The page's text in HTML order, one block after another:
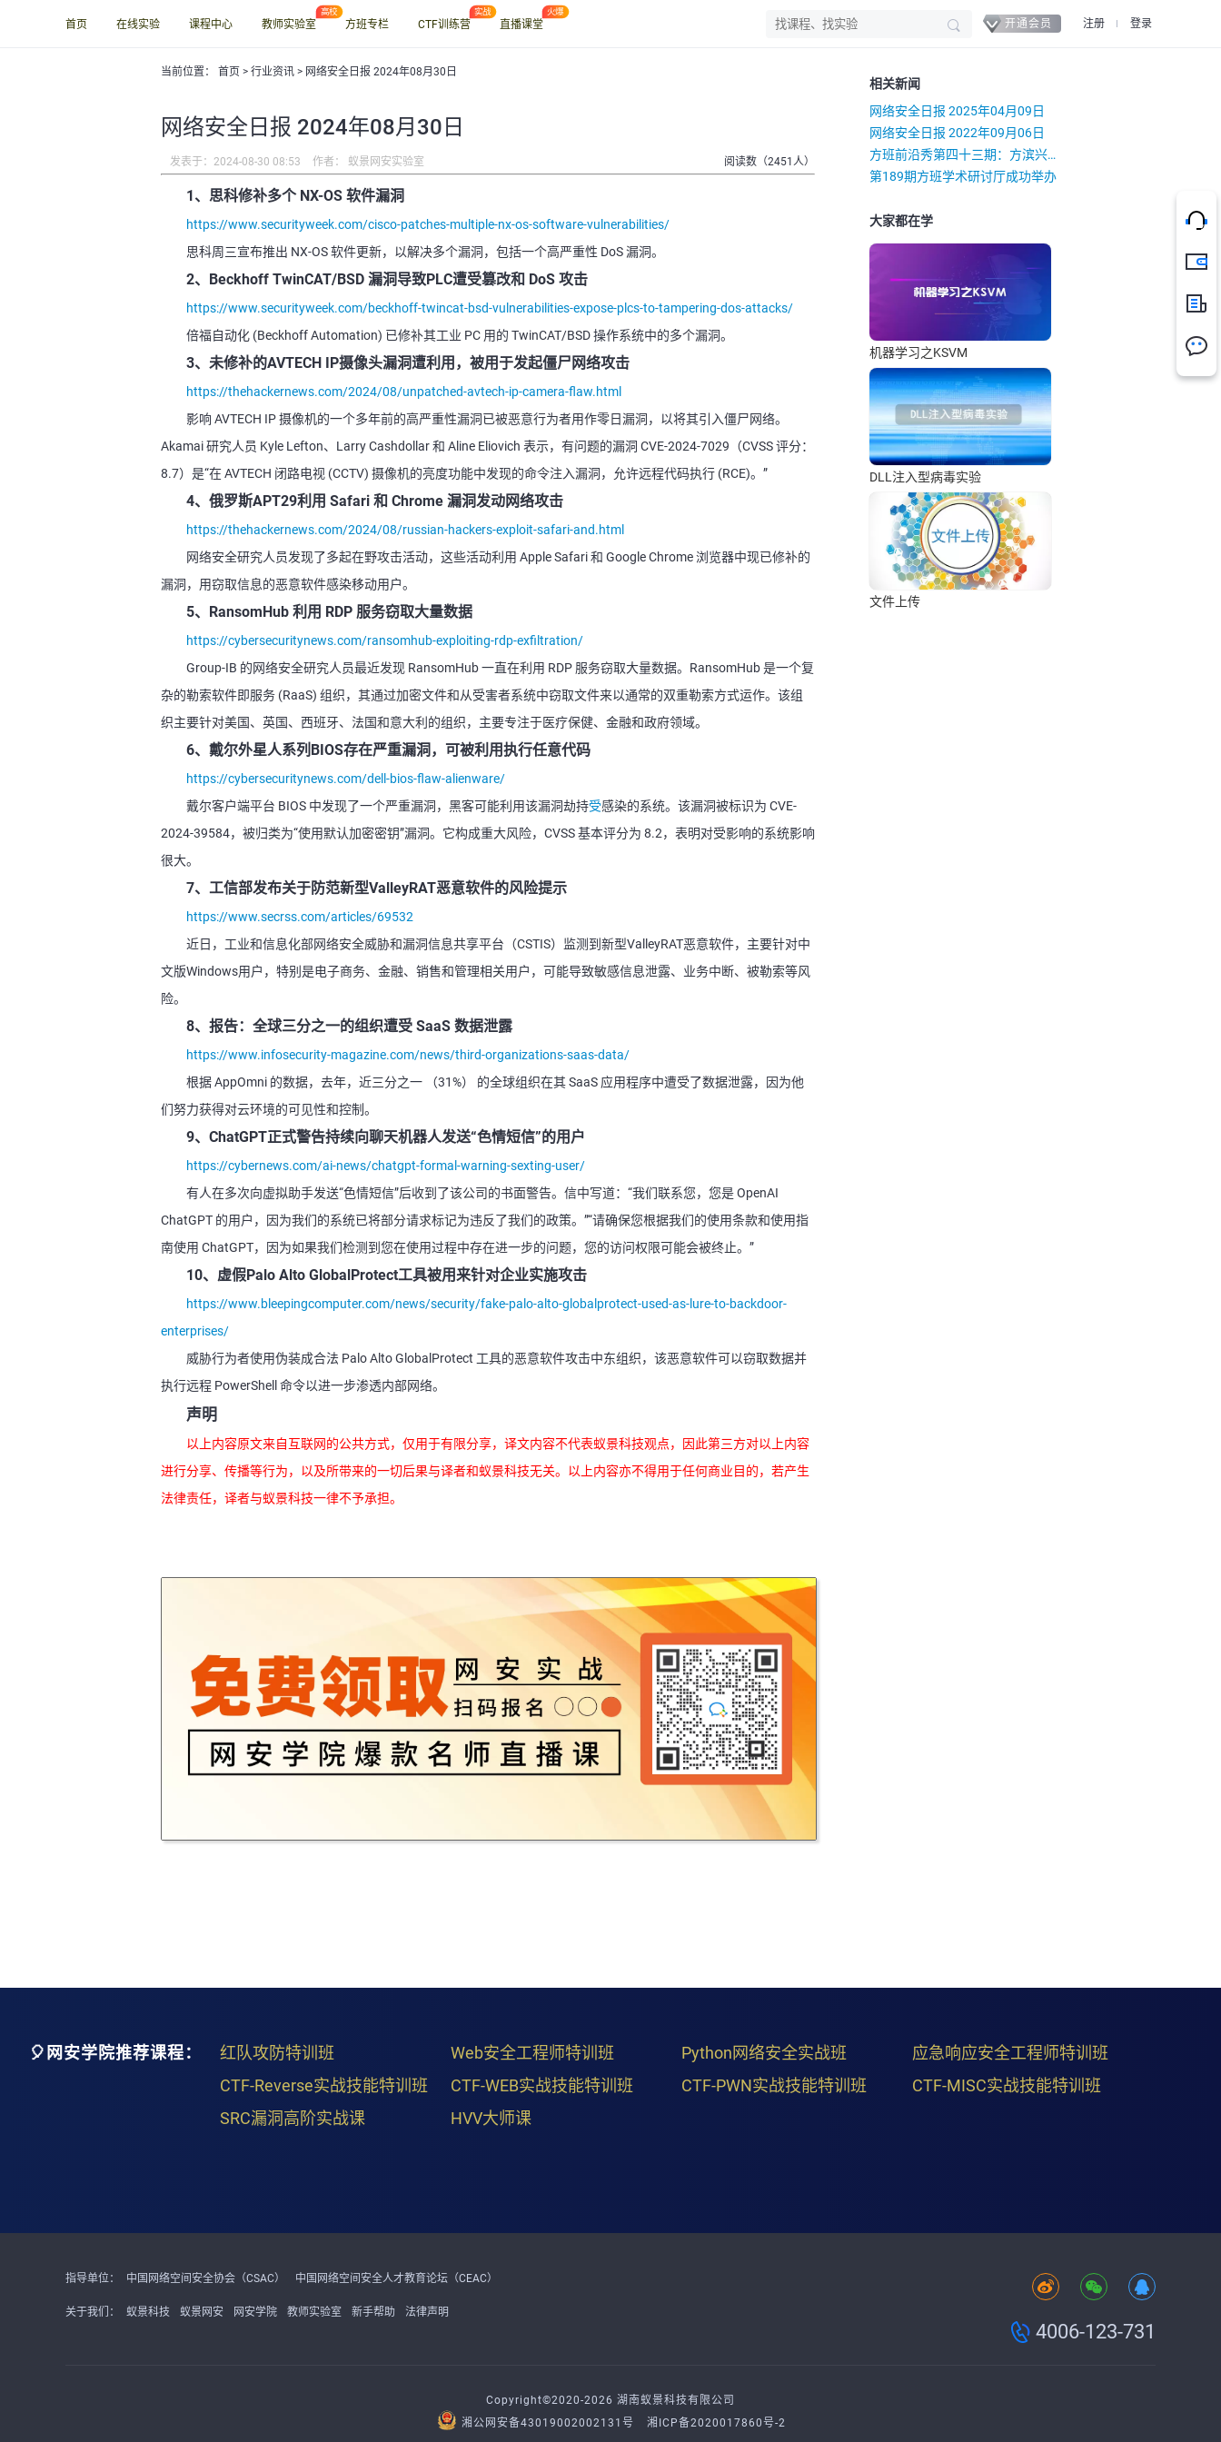
首页 在线实验 课程中心 教师实验室 方班专栏 CTF训练营 直播课堂 开通会员 注册 登录
当前位置： 首页 > 行业资讯 > 网络安全日报 2024年08月30日
网络安全日报 2024年08月30日
发表于：2024-08-30 08:53 作者： 蚁景网安实验室 阅读数（2451人）
1、思科修补多个 NX-OS 软件漏洞
https://www.securityweek.com/cisco-patches-multiple-nx-os-software-vulnerabilities/
思科周三宣布推出 NX-OS 软件更新，以解决多个漏洞，包括一个高严重性 DoS 漏洞。
2、Beckhoff TwinCAT/BSD 漏洞导致PLC遭受篡改和 DoS 攻击
https://www.securityweek.com/beckhoff-twincat-bsd-vulnerabilities-expose-plcs-to-tampering-dos-attacks/
倍福自动化 (Beckhoff Automation) 已修补其工业 PC 用的 TwinCAT/BSD 操作系统中的多个漏洞。
3、未修补的AVTECH IP摄像头漏洞遭利用，被用于发起僵尸网络攻击
https://thehackernews.com/2024/08/unpatched-avtech-ip-camera-flaw.html
影响 AVTECH IP 摄像机的一个多年前的高严重性漏洞已被恶意行为者用作零日漏洞，以将其引入僵尸网络。
Akamai 研究人员 Kyle Lefton、Larry Cashdollar 和 Aline Eliovich 表示，有问题的漏洞 CVE-2024-7029（CVSS 评分：
8.7）是“在 AVTECH 闭路电视 (CCTV) 摄像机的亮度功能中发现的命令注入漏洞，允许远程代码执行 (RCE)。”
4、俄罗斯APT29利用 Safari 和 Chrome 漏洞发动网络攻击
https://thehackernews.com/2024/08/russian-hackers-exploit-safari-and.html
网络安全研究人员发现了多起在野攻击活动，这些活动利用 Apple Safari 和 Google Chrome 浏览器中现已修补的
漏洞，用窃取信息的恶意软件感染移动用户。
5、RansomHub 利用 RDP 服务窃取大量数据
https://cybersecuritynews.com/ransomhub-exploiting-rdp-exfiltration/
Group-IB 的网络安全研究人员最近发现 RansomHub 一直在利用 RDP 服务窃取大量数据。RansomHub 是一个复
杂的勒索软件即服务 (RaaS) 组织，其通过加密文件和从受害者系统中窃取文件来以通常的双重勒索方式运作。该组
织主要针对美国、英国、西班牙、法国和意大利的组织，主要专注于医疗保健、金融和政府领域。
6、戴尔外星人系列BIOS存在严重漏洞，可被利用执行任意代码
https://cybersecuritynews.com/dell-bios-flaw-alienware/
戴尔客户端平台 BIOS 中发现了一个严重漏洞，黑客可能利用该漏洞劫持受感染的系统。该漏洞被标识为 CVE-
2024-39584，被归类为“使用默认加密密钥”漏洞。它构成重大风险，CVSS 基本评分为 8.2，表明对受影响的系统影响
很大。
7、工信部发布关于防范新型ValleyRAT恶意软件的风险提示
https://www.secrss.com/articles/69532
近日，工业和信息化部网络安全威胁和漏洞信息共享平台（CSTIS）监测到新型ValleyRAT恶意软件，主要针对中
文版Windows用户，特别是电子商务、金融、销售和管理相关用户，可能导致敏感信息泄露、业务中断、被勒索等风
险。
8、报告：全球三分之一的组织遭受 SaaS 数据泄露
https://www.infosecurity-magazine.com/news/third-organizations-saas-data/
根据 AppOmni 的数据，去年，近三分之一 （31%） 的全球组织在其 SaaS 应用程序中遭受了数据泄露，因为他
们努力获得对云环境的可见性和控制。
9、ChatGPT正式警告持续向聊天机器人发送“色情短信”的用户
https://cybernews.com/ai-news/chatgpt-formal-warning-sexting-user/
有人在多次向虚拟助手发送“色情短信”后收到了该公司的书面警告。信中写道：“我们联系您，您是 OpenAI
ChatGPT 的用户，因为我们的系统已将部分请求标记为违反了我们的政策。”“请确保您根据我们的使用条款和使用指
南使用 ChatGPT，因为如果我们检测到您在使用过程中存在进一步的问题，您的访问权限可能会被终止。”
10、虚假Palo Alto GlobalProtect工具被用来针对企业实施攻击
https://www.bleepingcomputer.com/news/security/fake-palo-alto-globalprotect-used-as-lure-to-backdoor-
enterprises/
威胁行为者使用伪装成合法 Palo Alto GlobalProtect 工具的恶意软件攻击中东组织，该恶意软件可以窃取数据并
执行远程 PowerShell 命令以进一步渗透内部网络。
声明
以上内容原文来自互联网的公共方式，仅用于有限分享，译文内容不代表蚁景科技观点，因此第三方对以上内容
进行分享、传播等行为，以及所带来的一切后果与译者和蚁景科技无关。以上内容亦不得用于任何商业目的，若产生
法律责任，译者与蚁景科技一律不予承担。
相关新闻
网络安全日报 2025年04月09日
网络安全日报 2022年09月06日
方班前沿秀第四十三期：方滨兴院士做“人工智能的奖励函数意味着什么？——论人工智能行为体保险箍的必要性”主题报告
第189期方班学术研讨厅成功举办
大家都在学
机器学习之KSVM
DLL注入型病毒实验
文件上传
🎈网安学院推荐课程： 红队攻防特训班 Web安全工程师特训班 Python网络安全实战班
应急响应安全工程师特训班
CTF-Reverse实战技能特训班
CTF-WEB实战技能特训班 CTF-PWN实战技能特训班
CTF-MISC实战技能特训班
SRC漏洞高阶实战课
HVV大师课
指导单位： 中国网络空间安全协会（CSAC） 中国网络空间安全人才教育论坛（CEAC）
关于我们： 蚁景科技 蚁景网安 网安学院 教师实验室 新手帮助 法律声明
4006-123-731
Copyright©2020-2026 湖南蚁景科技有限公司
湘公网安备43019002002131号
湘ICP备2020017860号-2